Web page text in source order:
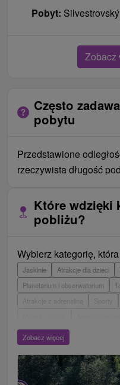
Pobyt:
Zobacz
Często
pobytu
Przedstawione
rzeczywista długość
Które wdzięki
pobliżu?
Wybierz kategorię,
Jaskinie Atrakcje dla dzieci
Planetarium i obserwatorium
Atrakcje z adrenaliną
Wieże obserwacyjne i chodniki
Escaperoom
Ogrody botaniczne
Parki
Loty widokowe i rejsy wycieczkowe
Zobacz więcej